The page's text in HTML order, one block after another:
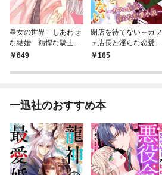
皇女の世界一しあわせ
な結婚 精悍な騎士の
蜜なる愛撫
649
閉店を待てない～カフ
ェ店長と淫らな恋愛小
説～165
一迅社のおすすめ本